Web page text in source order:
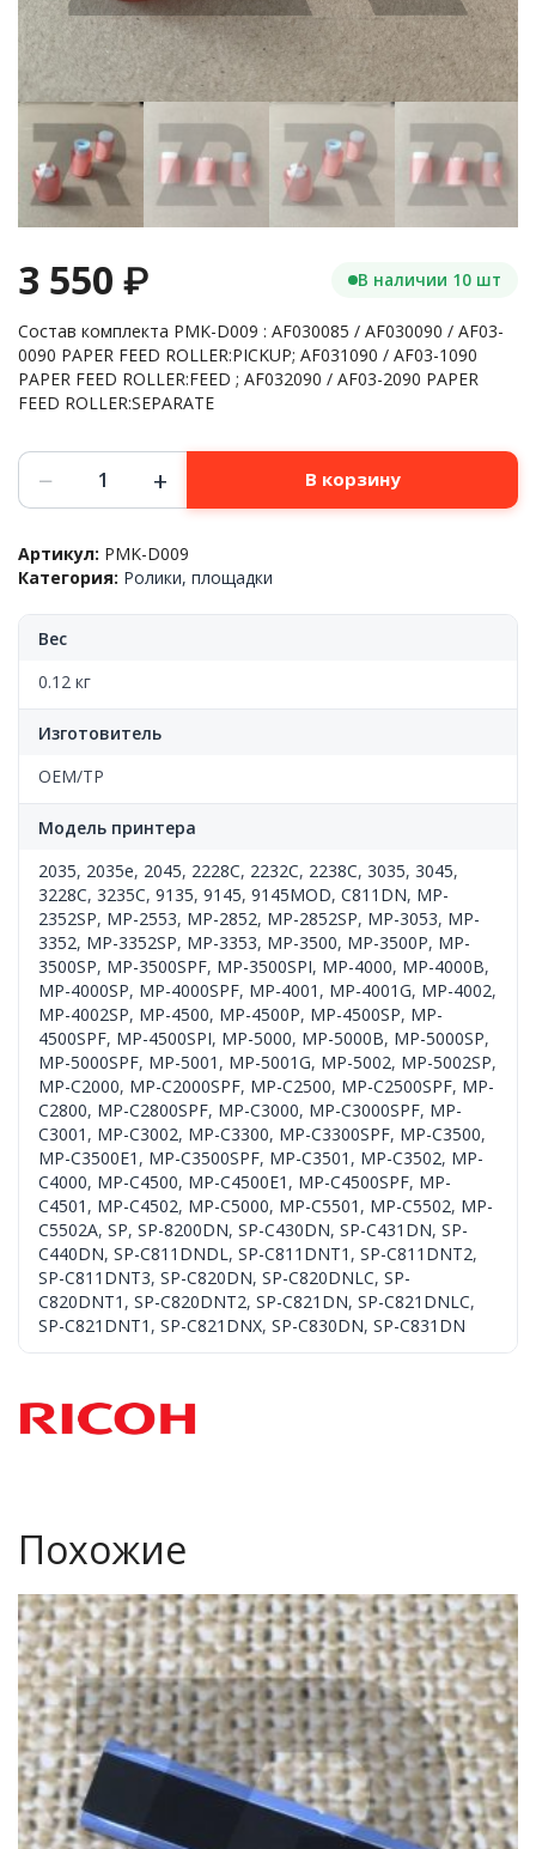
3 550 ₽
Состав комплекта PMK-D009 : AF030085 / AF030090 / AF03-
0090 PAPER FEED ROLLER:PICKUP; AF031090 / AF03-1090
PAPER FEED ROLLER:FEED ; AF032090 / AF03-2090 PAPER
FEED ROLLER:SEPARATE
В наличии 10 шт
Количество
товара
Комплект
Ricoh™
Aficio
3500SP/2035/2035/2045/3228/3235/SP-
PMK-
ОЕМ
− + В корзину
Артикул: PMK-D009
Категория: Ролики, площадки
Вес
0.12 кг
Изготовитель
OEM/TP
Модель принтера
2035, 2035e, 2045, 2228C, 2232C, 2238C, 3035, 3045,
3228C, 3235C, 9135, 9145, 9145MOD, C811DN, MP-
2352SP, MP-2553, MP-2852, MP-2852SP, MP-3053, MP-
3352, MP-3352SP, MP-3353, MP-3500, MP-3500P, MP-
3500SP, MP-3500SPF, MP-3500SPI, MP-4000, MP-4000B,
MP-4000SP, MP-4000SPF, MP-4001 , MP-4001G, MP-4002,
MP-4002SP, MP-4500, MP-4500P, MP-4500SP, MP-
4500SPF, MP-4500SPI, MP-5000, MP-5000B, MP-5000SP,
MP-5000SPF, MP-5001 , MP-5001G, MP-5002, MP-5002SP,
MP-C2000, MP-C2000SPF, MP-C2500, MP-C2500SPF, MP-
C2800, MP-C2800SPF, MP-C3000, MP-C3000SPF, MP-
C3001 , MP-C3002, MP-C3300, MP-C3300SPF, MP-C3500,
MP-C3500E1 , MP-C3500SPF, MP-C3501 , MP-C3502, MP-
C4000, MP-C4500, MP-C4500E1 , MP-C4500SPF, MP-
C4501 , MP-C4502, MP-C5000, MP-C5501 , MP-C5502, MP-
C5502A, SP, SP-8200DN, SP-C430DN, SP-C431DN, SP-
C440DN, SP-C811DNDL, SP-C811DNT1 , SP-C811DNT2,
SP-C811DNT3, SP-C820DN, SP-C820DNLC, SP-
C820DNT1 , SP-C820DNT2, SP-C821DN, SP-C821DNLC,
SP-C821DNT1 , SP-C821DNX, SP-C830DN, SP-C831DN
Похожие